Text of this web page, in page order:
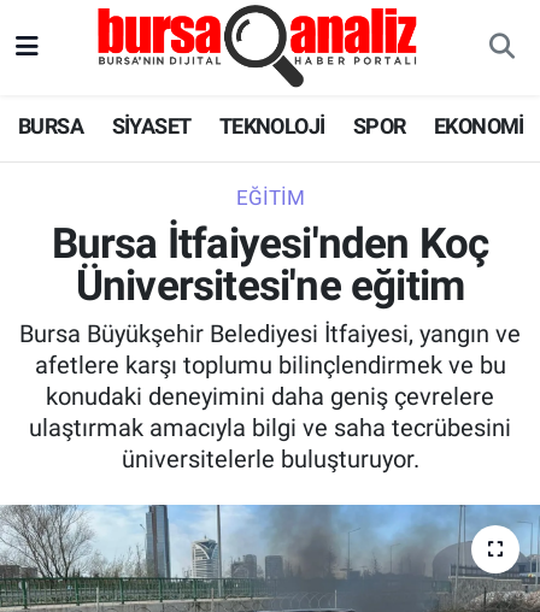
BURSA SİYASET TEKNOLOJİ SPOR EKONOMİ
EĞITIM
Bursa İtfaiyesi'nden Koç
Üniversitesi'ne eğitim
Bursa Büyükşehir Belediyesi İtfaiyesi, yangın ve
afetlere karşı toplumu bilinçlendirmek ve bu
konudaki deneyimini daha geniş çevrelere
ulaştırmak amacıyla bilgi ve saha tecrübesini
üniversitelerle buluşturuyor.
TEKNOLOJİ
SPOR
EKONOMİ
SAĞLIK
ASTROLOJİ
BLOG
Trafik Durumu
Süper Lig Puan Durumu ve Fikstür
Tüm Manşetler
Son Dakika Haberleri
Haber Arşivi